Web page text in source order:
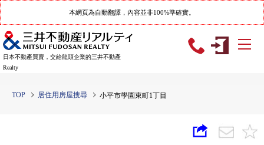
本網頁為自動翻譯，內容並非100%準確實。
日本不動產買賣，交給龍頭企業的三井不動產
Realty
TOP 居住用房屋搜尋 小平市學園東町1丁目